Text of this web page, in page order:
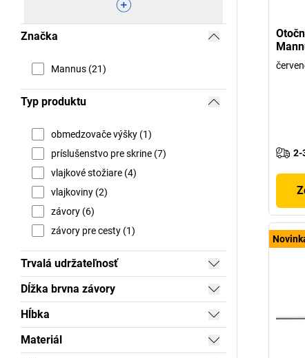
Značka
Mannus (21)
Typ produktu
obmedzovače výšky (1)
príslušenstvo pre skrine (7)
vlajkové stožiare (4)
vlajkoviny (2)
závory (6)
závory pre cesty (1)
Trvalá udržateľnosť
Dĺžka brvna závory
Hĺbka
Materiál
2-